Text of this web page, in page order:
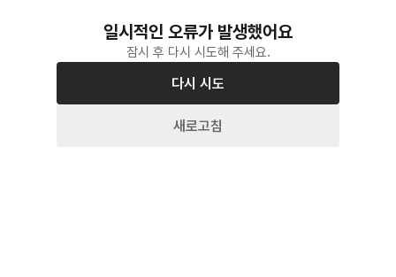
일시적인 오류가 발생했어요
잠시 후 다시 시도해 주세요.
다시 시도
새로고침